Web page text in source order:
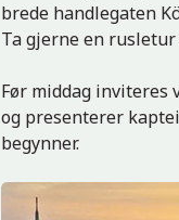
brede handlegaten
Ta gjerne en
Før middag inviteres
og presenterer
begynner.